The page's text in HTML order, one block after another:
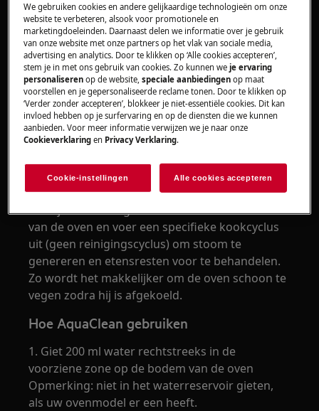
Verschillende AEG-ovenmodellen kunnen
verschillende reinigingsfuncties hebben om het
schoonmaken te vergemakkelijken. Raadpleeg
de handleiding van je oven om te ontdekken
welke functies jij hebt om het reinigen van je
oven eenvoudiger te maken.
Wat is AquaClean en waarom zou je het
gebruiken?
AquaClean gebruikt stoom om achtergebleven
vet- en etensresten van het ovenoppervlak te
verwijderen. Giet gewoon water in de bodem
van de oven en voer een specifieke kookcyclus
uit (geen reinigingscyclus) om stoom te
genereren en etensresten voor te behandelen.
Zo wordt het makkelijker om de oven schoon te
vegen zodra hij is afgekoeld.
Hoe AquaClean gebruiken
1. Giet 200 ml water rechtstreeks in de
voorziene zone op de bodem van de oven
Opmerking: niet in het waterreservoir gieten,
als uw ovenmodel er een heeft.
We gebruiken cookies en andere gelijkaardige technologieën om onze
website te verbeteren, alsook voor promotionele en
marketingdoeleinden. Daarnaast delen we informatie over je gebruik
van onze website met onze partners op het vlak van sociale media,
advertising en analytics. Door te klikken op ‘Alle cookies accepteren’,
stem je in met ons gebruik van cookies. Zo kunnen weje ervaring
personaliseren op de website,speciale aanbiedingen op maat
voorstellen en je gepersonaliseerde reclame tonen. Door te klikken op
‘Verder zonder accepteren’, blokkeer je niet-essentiële cookies. Dit kan
invloed hebben op je surfervaring en op de diensten die we kunnen
aanbieden. Voor meer informatie verwijzen we je naar onze
Cookieverklaring en Privacy Verklaring.
Cookie-instellingen Alle cookies accepteren